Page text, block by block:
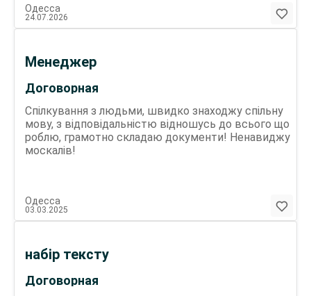
Одесса
24.07.2026
Договорная
Менеджер
Спілкування з людьми, швидко знаходжу спільну
мову, з відповідальністю відношусь до всього що
роблю, грамотно складаю документи! Ненавиджу
москалів!
Одесса
03.03.2025
Договорная
набір тексту